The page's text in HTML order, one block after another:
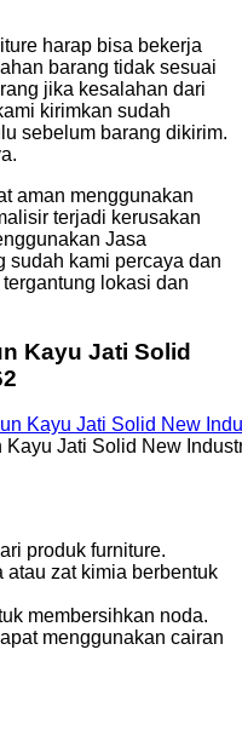
harap bisa bekerja
barang tidak sesuai
jika kesalahan dari
kirimkan sudah
sebelum barang dikirim.
aman menggunakan
terjadi kerusakan
Jasa
sudah kami percaya dan
lokasi dan
Kayu Jati Solid
Jati Solid New
produk furniture.
atau zat kimia berbentuk
membersihkan noda.
menggunakan cairan